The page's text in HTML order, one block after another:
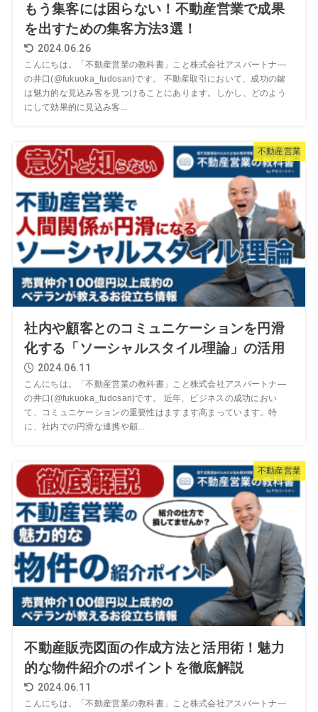
もう集客には困らない！不動産営業で成果
を出すための集客方法3選！
2024.06.26
こんにちは。「不動産営業の教科書」こと株式会社アスパートナ―
の井口(@fukuoka_fudosan)です。 不動産取引において、成功の鍵
は魅力的な見込み客を見つけることにあります。しかし、どのよう
にして効果的に見込み客...
不動産営業
社内や顧客とのコミュニケーションを円滑
化する「ソーシャルスタイル理論」の活用
2024.06.11
こんにちは。「不動産営業の教科書」こと株式会社アスパートナ―
の井口(@fukuoka_fudosan)です。 近年、ビジネスの成功におい
て、コミュニケーションの重要性はますます高まっています。特
に、社内での円滑な連携や顧...
不動産営業
不動産販売図面の作成方法と活用術！魅力
的な物件紹介のポイントを徹底解説
2024.06.11
こんにちは。「不動産営業の教科書」こと株式会社アスパートナ―